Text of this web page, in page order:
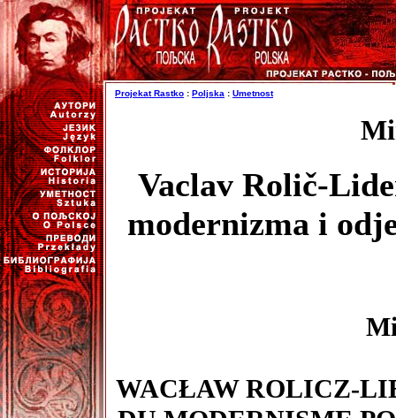
Projekat Rastko : Poljska : Umetnost
Vaclav Rolič-
modernizma i
WACŁAW ROLICZ-